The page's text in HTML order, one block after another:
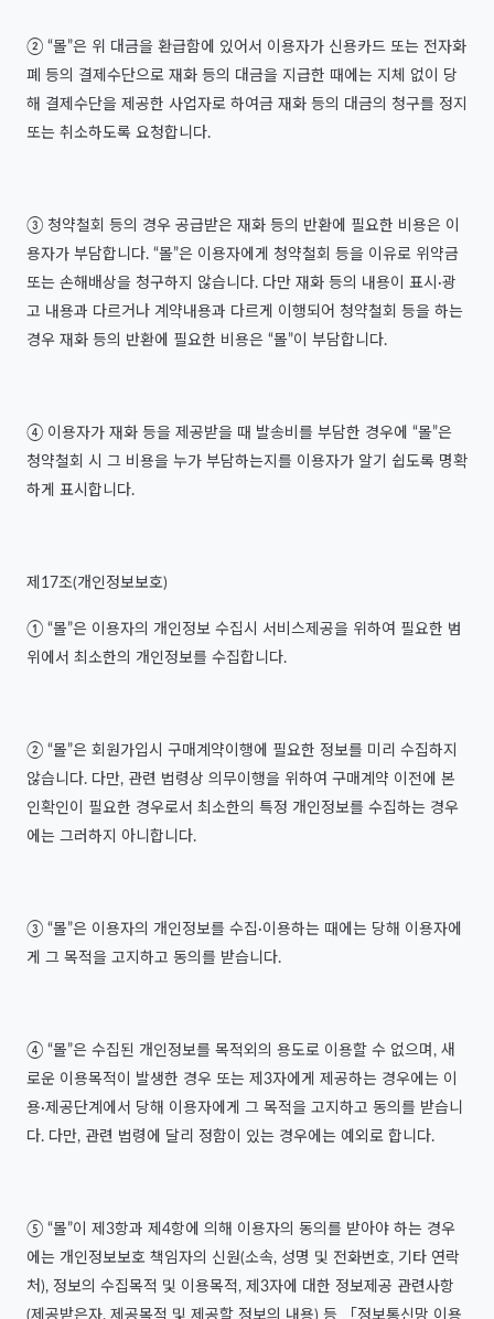
② “몰”은 위 대금을 환급함에 있어서 이용자가 신용카드 또는 전자화
폐 등의 결제수단으로 재화 등의 대금을 지급한 때에는 지체 없이 당
해 결제수단을 제공한 사업자로 하여금 재화 등의 대금의 청구를 정지
또는 취소하도록 요청합니다.
③ 청약철회 등의 경우 공급받은 재화 등의 반환에 필요한 비용은 이
용자가 부담합니다. “몰”은 이용자에게 청약철회 등을 이유로 위약금
또는 손해배상을 청구하지 않습니다. 다만 재화 등의 내용이 표시·광
고 내용과 다르거나 계약내용과 다르게 이행되어 청약철회 등을 하는
경우 재화 등의 반환에 필요한 비용은 “몰”이 부담합니다.
④ 이용자가 재화 등을 제공받을 때 발송비를 부담한 경우에 “몰”은
청약철회 시 그 비용을 누가 부담하는지를 이용자가 알기 쉽도록 명확
하게 표시합니다.
제17조(개인정보보호)
① “몰”은 이용자의 개인정보 수집시 서비스제공을 위하여 필요한 범
위에서 최소한의 개인정보를 수집합니다.
② “몰”은 회원가입시 구매계약이행에 필요한 정보를 미리 수집하지
않습니다. 다만, 관련 법령상 의무이행을 위하여 구매계약 이전에 본
인확인이 필요한 경우로서 최소한의 특정 개인정보를 수집하는 경우
에는 그러하지 아니합니다.
③ “몰”은 이용자의 개인정보를 수집·이용하는 때에는 당해 이용자에
게 그 목적을 고지하고 동의를 받습니다.
④ “몰”은 수집된 개인정보를 목적외의 용도로 이용할 수 없으며, 새
로운 이용목적이 발생한 경우 또는 제3자에게 제공하는 경우에는 이
용·제공단계에서 당해 이용자에게 그 목적을 고지하고 동의를 받습니
다. 다만, 관련 법령에 달리 정함이 있는 경우에는 예외로 합니다.
⑤ “몰”이 제3항과 제4항에 의해 이용자의 동의를 받아야 하는 경우
에는 개인정보보호 책임자의 신원(소속, 성명 및 전화번호, 기타 연락
처), 정보의 수집목적 및 이용목적, 제3자에 대한 정보제공 관련사항
(제공받은자, 제공목적 및 제공할 정보의 내용) 등 「정보통신망 이용